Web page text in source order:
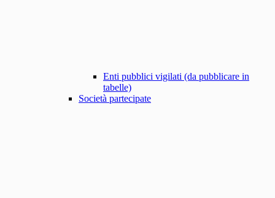
Enti pubblici vigilati (da pubblicare in
tabelle)
Società partecipate